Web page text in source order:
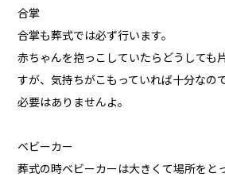
合掌
合掌も葬式では必ず行います。
赤ちゃんを抱っこしていたらどうしても
すが、気持ちがこもっていれば十分なの
必要はありませんよ。
ベビーカー
葬式の時ベビーカーは大きくて場所をと